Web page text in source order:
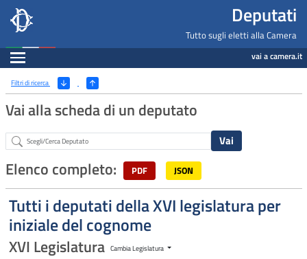
Deputati, Camera dei Deputati -
Salta al contenuto principale
Salta al menu di navigazione Deputati
Tutto sugli eletti alla Camera
Espandi vai a camera.it
Ricerca
Filtri di ricerca (Apri/Chiudi filtri)
Vai alla scheda di un deputato
Abstract
Elenco completo: PDF JSON
Tutti i deputati della XVI legislatura per
iniziale del cognome
XVI Legislatura Cambia Legislatura
Navigazione pagine di servizio
Fine pagina
Salta al contenuto principale
Salta al menu di navigazione
Vai a inizio pagina